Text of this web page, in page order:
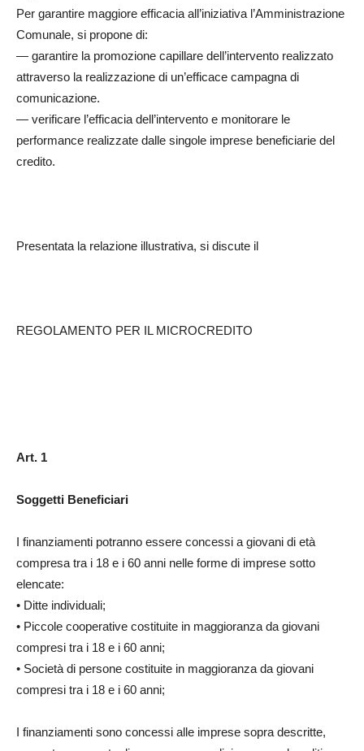
Per garantire maggiore efficacia all’iniziativa l’Amministrazione
Comunale, si propone di:
― garantire la promozione capillare dell’intervento realizzato
attraverso la realizzazione di un’efficace campagna di
comunicazione.
— verificare l’efficacia dell’intervento e monitorare le
performance realizzate dalle singole imprese beneficiarie del
credito.
Presentata la relazione illustrativa, si discute il
REGOLAMENTO PER IL MICROCREDITO
Art. 1
Soggetti Beneficiari
I finanziamenti potranno essere concessi a giovani di età
compresa tra i 18 e i 60 anni nelle forme di imprese sotto
elencate:
• Ditte individuali;
• Piccole cooperative costituite in maggioranza da giovani
compresi tra i 18 e i 60 anni;
• Società di persone costituite in maggioranza da giovani
compresi tra i 18 e i 60 anni;
I finanziamenti sono concessi alle imprese sopra descritte,